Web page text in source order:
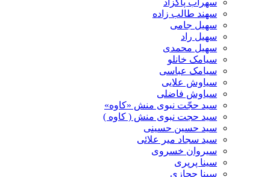
سهراب پاکزاد
سهند طالب زاده
سهیل جامی
سهیل راد
سهیل محمدی
سیامک خانلو
سیامک عباسی
سیاوش علایی
سیاوش فاضلی
سید حجّت نبوی منش «کاوه»
سید حجت نبوی منش ( کاوه )
سید حسین حسینى
سید سجاد میر علائی
سیروان خسروی
سینا پرپری
سینا حجازی